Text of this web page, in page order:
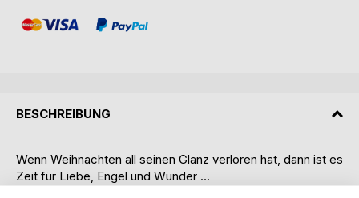
BESCHREIBUNG
Wenn Weihnachten all seinen Glanz verloren hat, dann ist es
Zeit für Liebe, Engel und Wunder …